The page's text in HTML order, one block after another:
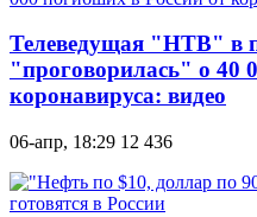
Телеведущая "НТВ" в
"проговорилась" о 40
коронавируса: видео
06-апр, 18:29 12 436